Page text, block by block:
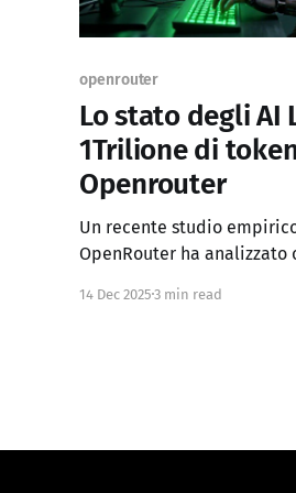
openrouter
Lo stato degli AI
1Trilione di
Openrouter
Un recente studio
OpenRouter ha
fornendo la visione più
14 Dec 2025 3 min read